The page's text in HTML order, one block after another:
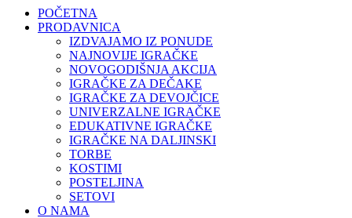
POČETNA
PRODAVNICA
IZDVAJAMO IZ PONUDE
NAJNOVIJE IGRAČKE
NOVOGODIŠNJA AKCIJA
IGRAČKE ZA DEČAKE
IGRAČKE ZA DEVOJČICE
UNIVERZALNE IGRAČKE
EDUKATIVNE IGRAČKE
IGRAČKE NA DALJINSKI
TORBE
KOSTIMI
POSTELJINA
SETOVI
O NAMA